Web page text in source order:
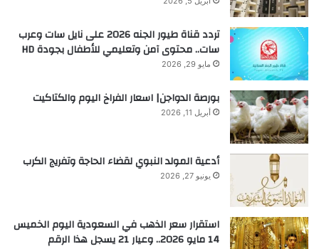
تردد قناة طيور الجنه 2026 على نايل سات وعرب
سات.. محتوى آمن وتعليمي للأطفال بجودة HD
مايو 29, 2026
بورصة الدواجن| اسعار الفراخ اليوم والكتاكيت
أبريل 11, 2026
أدعية المولد النبوي لقضاء الحاجة وتفريج الكرب
يونيو 27, 2026
استقرار سعر الذهب في السعودية اليوم الخميس
14 مايو 2026.. وعيار 21 يسجل هذا الرقم